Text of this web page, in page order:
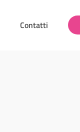
Contatti